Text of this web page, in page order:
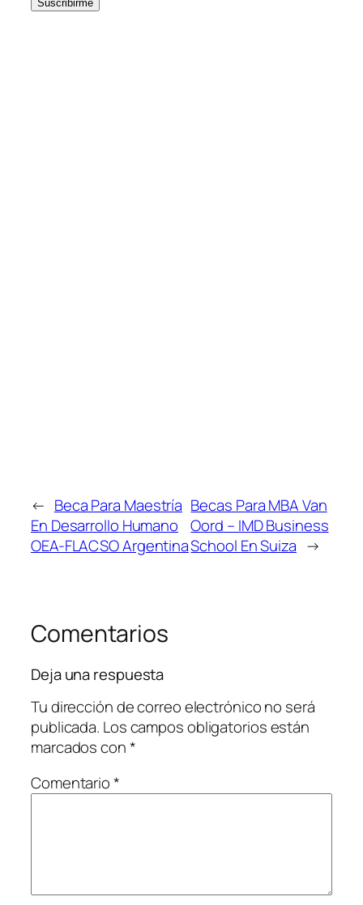
← Beca Para Maestría
En Desarrollo Humano
OEA-FLACSO Argentina
Becas Para MBA Van
Oord – IMD Business
School En Suiza →
Comentarios
Deja una respuesta
Tu dirección de correo electrónico no será
publicada. Los campos obligatorios están
marcados con*
Comentario*